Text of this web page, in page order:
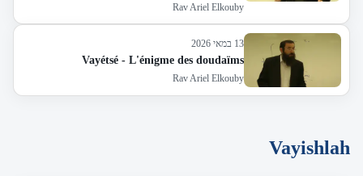
Rav Ariel Elkouby
13 במאי 2026
Vayétsé - L'énigme des doudaïms
Rav Ariel Elkouby
Vayishlah